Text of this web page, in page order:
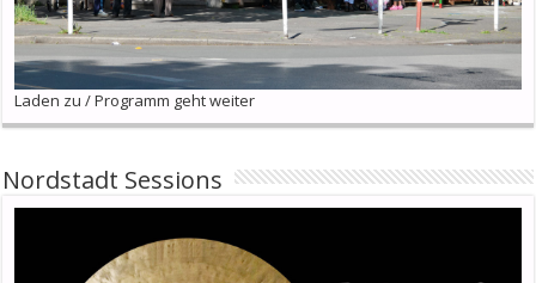
Laden zu / Programm geht weiter
Nordstadt Sessions